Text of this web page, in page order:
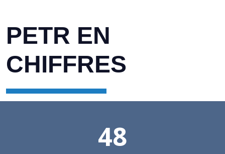
PETR EN
CHIFFRES
48